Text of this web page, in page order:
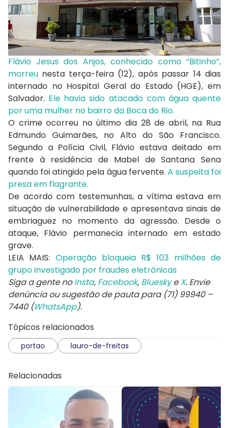
Flávio Jesus dos Anjos, conhecido como “Bitinho”,
morreu nesta terça-feira (12), após passar 14 dias
internado no Hospital Geral do Estado (HGE), em
Salvador. Ele havia sido atacado com água quente
por uma mulher no bairro da Boca do Rio.
O crime ocorreu no último dia 28 de abril, na Rua
Edmundo Guimarães, no Alto do São Francisco.
Segundo a Polícia Civil, Flávio estava deitado em
frente à residência de Mabel de Santana Sena
quando foi atingido pela água fervente. A suspeita foi
presa em flagrante.
De acordo com testemunhas, a vítima estava em
situação de vulnerabilidade e apresentava sinais de
embriaguez no momento da agressão. Desde o
ataque, Flávio permanecia internado em estado
grave.
LEIA MAIS: Operação bloqueia R$ 103 milhões de
grupo investigado por fraudes eletrônicas
Siga a gente noInsta, Facebook, BlueskyeX. Envie
denúncia ou sugestão de pauta para (71) 99940 –
7440 (WhatsApp).
Tópicos relacionados
portao lauro-de-freitas
Relacionadas